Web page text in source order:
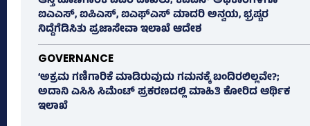
ಐಎಎಸ್‌, ಐಪಿಎಸ್‌, ಐಎಫ್‌ಎಸ್‌ ಮಾದರಿ ಅನ್ವಯ, ಭ್ರಷ್ಟರ
ನಿದ್ದೆಗೆಡಿಸಿತು ಪ್ರಜಾಸೇವಾ ಇಲಾಖೆ ಆದೇಶ
GOVERNANCE
‘ಅಕ್ರಮ ಗಣಿಗಾರಿಕೆ ಮಾಡಿರುವುದು ಗಮನಕ್ಕೆ ಬಂದಿರಲಿಲ್ಲವೇ?;
ಅದಾನಿ ಎಸಿಸಿ ಸಿಮೆಂಟ್ ಪ್ರಕರಣದಲ್ಲಿ ಮಾಹಿತಿ ಕೋರಿದ ಆರ್ಥಿಕ
ಇಲಾಖೆ